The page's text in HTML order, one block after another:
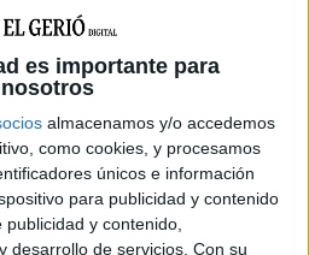
es importante para
nosotros
almacenamos y/o accedemos
como cookies, y procesamos
únicos e información
para publicidad y contenido
y contenido,
desarrollo de servicios. Con su
també han comissat
de la droga com ara
i làmpades. La